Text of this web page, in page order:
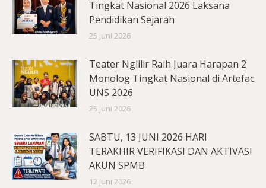
Tingkat Nasional 2026 Laksana
Pendidikan Sejarah
25 Juni 2026
Teater Nglilir Raih Juara Harapan 2
Monolog Tingkat Nasional di Artefac
UNS 2026
25 Juni 2026
SABTU, 13 JUNI 2026 HARI
TERAKHIR VERIFIKASI DAN AKTIVASI
AKUN SPMB
12 Juni 2026